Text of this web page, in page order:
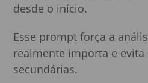
desde o início.
Esse prompt força a
realmente importa e
secundárias.